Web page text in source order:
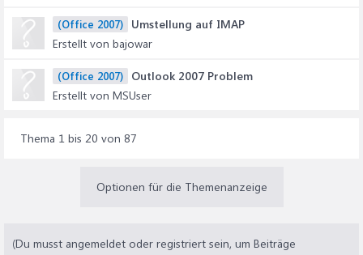
(Office 2007)
Umstellung auf IMAP
Erstellt von bajowar
(Office 2007)
Outlook 2007 Problem
Erstellt von MSUser
Thema 1 bis 20 von 87
Optionen für die Themenanzeige
(Du musst angemeldet oder registriert sein, um Beiträge